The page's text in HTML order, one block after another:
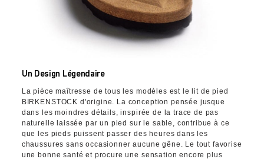
Un Design Légendaire
La pièce maîtresse de tous les modèles est le lit de pied
BIRKENSTOCK d'origine. La conception pensée jusque
dans les moindres détails, inspirée de la trace de pas
naturelle laissée par un pied sur le sable, contribue à ce
que les pieds puissent passer des heures dans les
chaussures sans occasionner aucune gêne. Le tout favorise
une bonne santé et procure une sensation encore plus